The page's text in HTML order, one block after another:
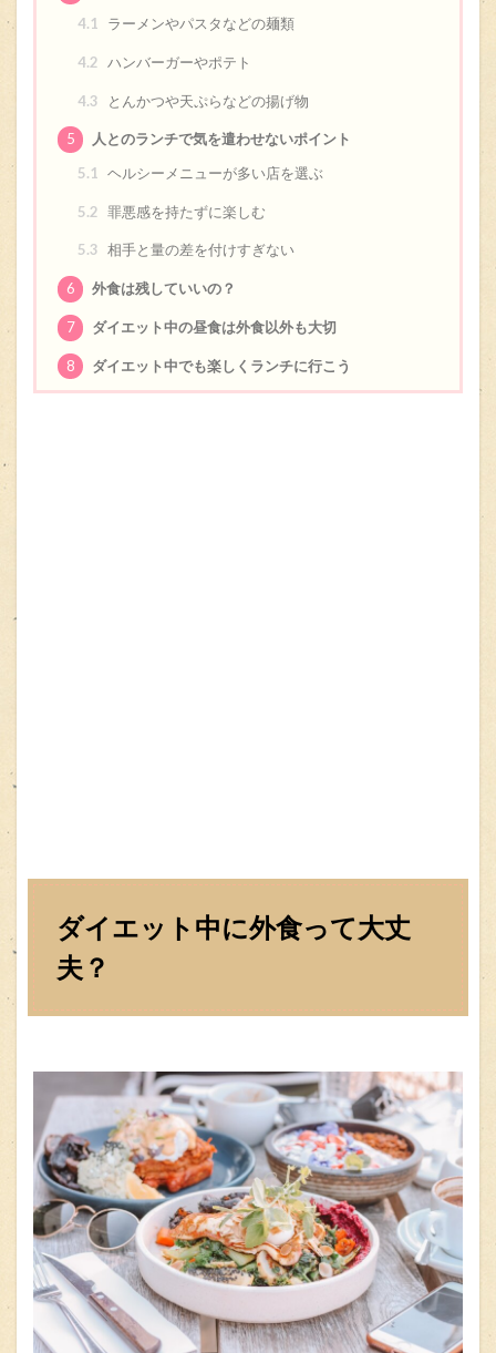
4.1
ラーメンやパスタなどの麺類
4.2 ハンバーガーやポテト
4.3 とんかつや天ぷらなどの揚げ物
5
人とのランチで気を遣わせないポイント
5.1
ヘルシーメニューが多い店を選ぶ
5.2 罪悪感を持たずに楽しむ
5.3 相手と量の差を付けすぎない
6 外食は残していいの？
7 ダイエット中の昼食は外食以外も大切
8 ダイエット中でも楽しくランチに行こう
ダイエット中に外食って大丈
夫？